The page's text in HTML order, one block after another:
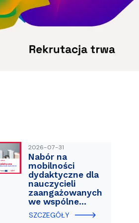
2026-07-31
Nabór na
mobilności
dydaktyczne dla
nauczycieli
zaangażowanych
we wspólne…
SZCZEGÓŁY